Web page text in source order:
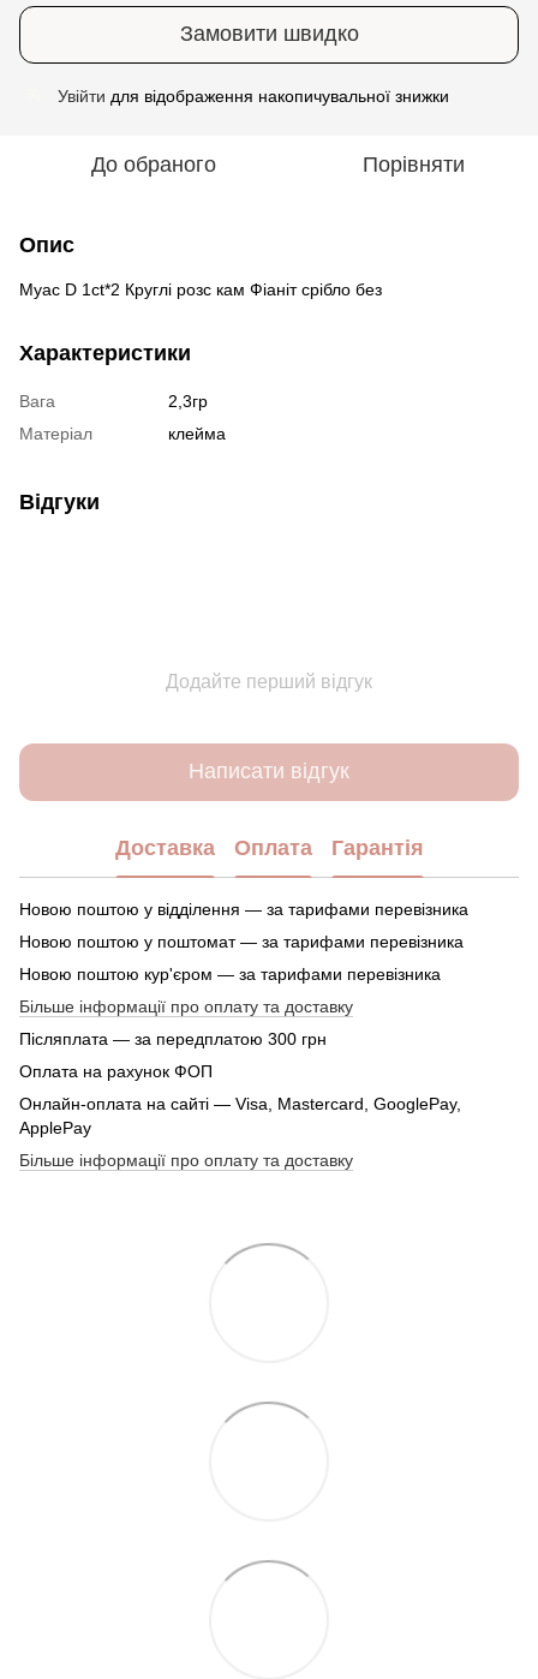
Замовити швидко
Увійти для відображення накопичувальної знижки
До обраного Порівняти
Опис
Муас D 1ct*2 Круглі розс кам Фіаніт срібло без
Характеристики
Вага
2,3гр
Матеріал
клейма
Відгуки
Додайте перший відгук
Написати відгук
Доставка Оплата Гарантія
Новою поштою у відділення — за тарифами перевізника
Новою поштою у поштомат — за тарифами перевізника
Новою поштою кур'єром — за тарифами перевізника
Більше інформації про оплату та доставку
Післяплата — за передплатою 300 грн
Оплата на рахунок ФОП
Онлайн-оплата на сайті — Visa, Mastercard, GooglePay,
ApplePay
Більше інформації про оплату та доставку